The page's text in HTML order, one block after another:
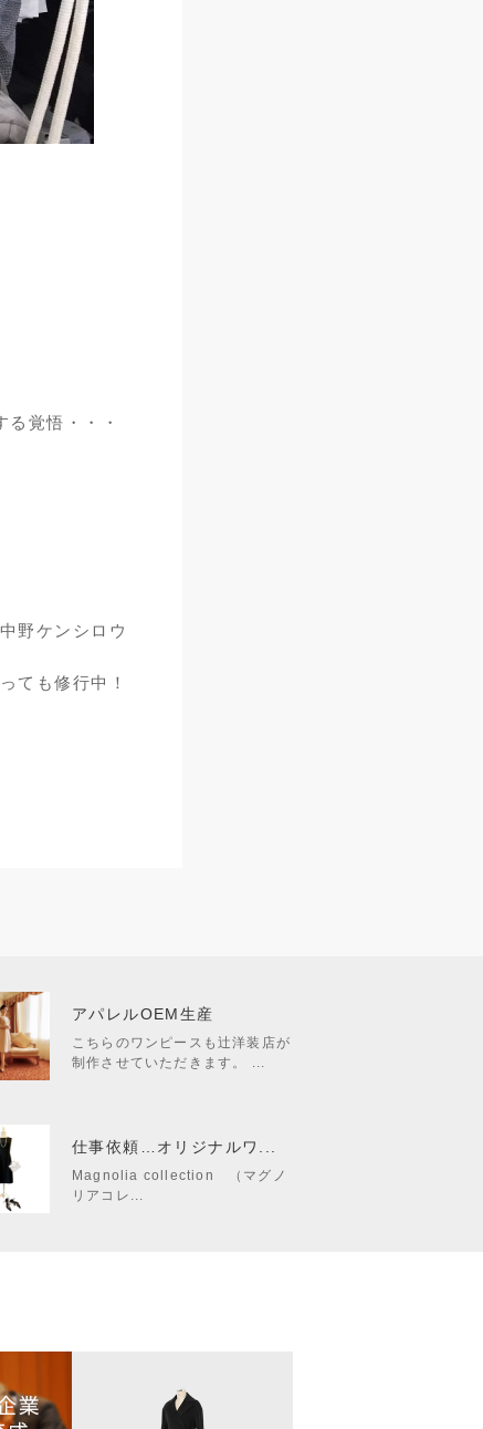
覚悟・・・
中野ケンシロウ
ても修行中！
アパレルOEM生産
こちらのワンピースも辻洋装店が
制作させていただきます。 ...
仕事依頼…オリジナルワ...
Magnolia collection （マグノ
リアコレ...